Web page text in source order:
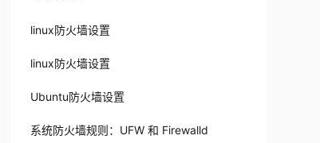
linux防火墙设置
linux防火墙设置
Ubuntu防火墙设置
系统防火墙规则：UFW 和 Firewalld